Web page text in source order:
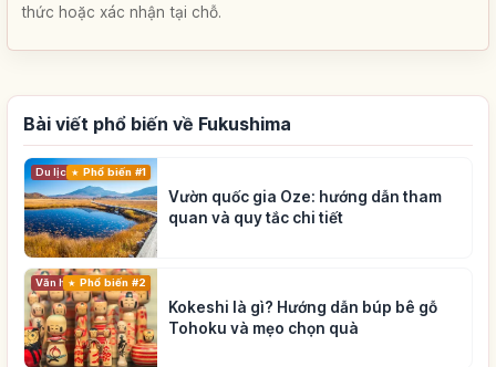
thức hoặc xác nhận tại chỗ.
Bài viết phổ biến về Fukushima
Du lịch Phổ biến #1
Vườn quốc gia Oze: hướng dẫn tham
quan và quy tắc chi tiết
Văn hóa truyền thống
Phổ biến #2
Kokeshi là gì? Hướng dẫn búp bê gỗ
Tohoku và mẹo chọn quà